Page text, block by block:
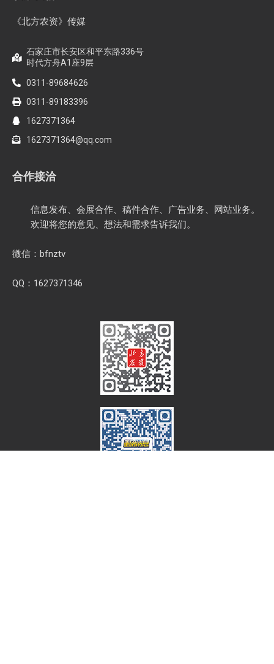
《北方农资》传媒
石家庄市长安区和平东路336号
时代方舟A1座9层
0311-89684626
0311-89183396
1627371364
1627371364@qq.com
合作接洽
信息发布、会展合作、稿件合作、广告业务、网站业务。
欢迎将您的意见、想法和需求告诉我们。
微信：bfnztv
QQ：1627371346